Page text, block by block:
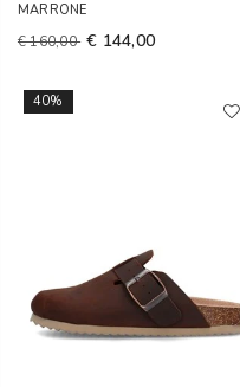
MARRONE
€ 160,00 € 144,00
40%